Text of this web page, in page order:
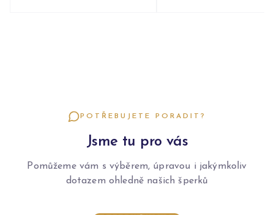
POTŘEBUJETE PORADIT?
Jsme tu pro vás
Pomůžeme vám s výběrem, úpravou i jakýmkoliv
dotazem ohledně našich šperků